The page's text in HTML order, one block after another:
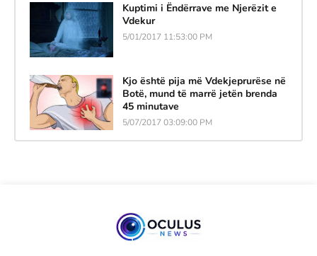
Kuptimi i Ëndërrave me Njerëzit e
Vdekur
5/01/2017 11:53:00 PM
Kjo është pija më Vdekjeprurëse në
Botë, mund të marrë jetën brenda
45 minutave
5/07/2017 03:09:00 PM